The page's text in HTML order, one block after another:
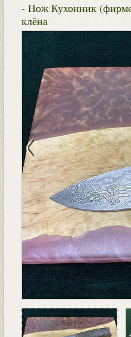
- Нож Кухонник
клёна
<